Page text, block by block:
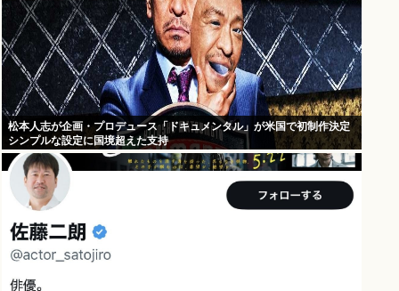
松本人志が企画・プロデュース「ドキュメンタル」が米国で初制作決定
シンプルな設定に国境超えた支持